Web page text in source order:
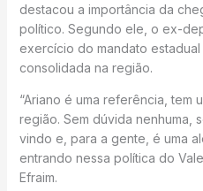
destacou a importância da
político. Segundo ele, o ex-
exercício do mandato
consolidada na região.
“Ariano é uma referência, tem
região. Sem dúvida nenhuma,
vindo e, para a gente, é uma
entrando nessa política do
Efraim.